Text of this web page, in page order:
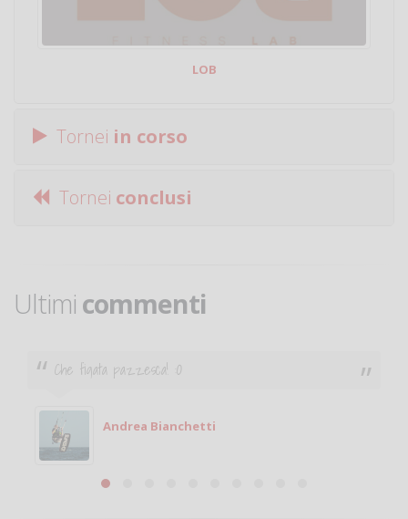
LOB
Tornei in corso
Tornei conclusi
Ultimi commenti
Ciao. Sono a Treviglio da poco e vorrei tornare a
giocare. Se sei in zona e puoi giocare fammi sapere.
Michele
Michele Miglionico